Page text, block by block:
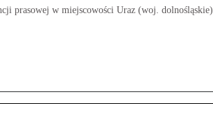
prasowej w miejscowości Uraz (woj. dolnośląskie)